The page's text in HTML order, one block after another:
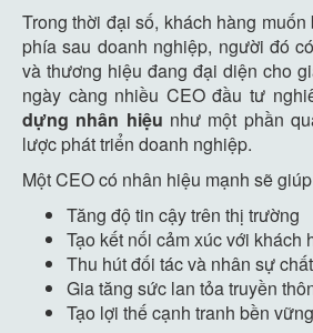
Trong thời đại số, khách hàng
phía sau doanh nghiệp, người đó
và thương hiệu đang đại diện cho
ngày càng nhiều CEO đầu tư
dựng nhân hiệu như một phần
lược phát triển doanh nghiệp.
Một CEO có nhân hiệu mạnh sẽ
Tăng độ tin cậy trên thị trường
Tạo kết nối cảm xúc với khách
Thu hút đối tác và nhân sự
Gia tăng sức lan tỏa truyền
Tạo lợi thế cạnh tranh bền vững